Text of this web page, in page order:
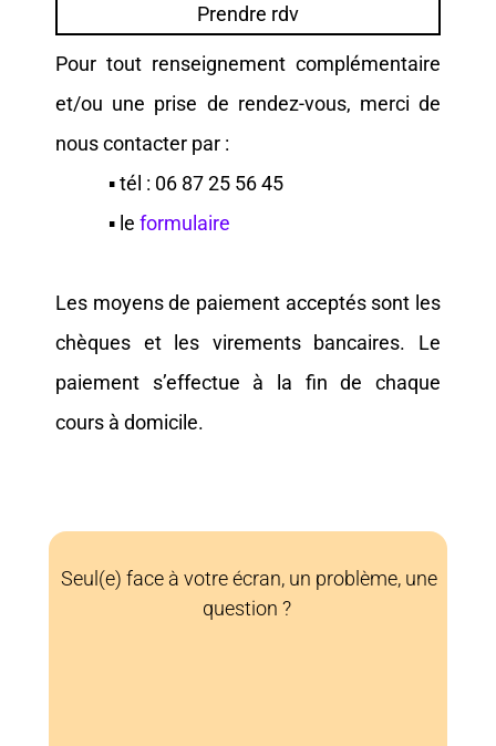
Prendre rdv
Pour tout renseignement complémentaire
et/ou une prise de rendez-vous, merci de
nous contacter par :
▪ tél : 06 87 25 56 45
▪ le formulaire
Les moyens de paiement acceptés sont les
chèques et les virements bancaires. Le
paiement s’effectue à la fin de chaque
cours à domicile.
Seul(e) face à votre écran, un problème, une
question ?